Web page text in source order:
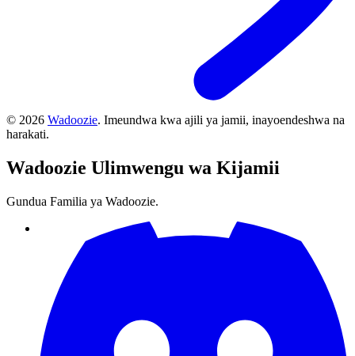
© 2026 Wadoozie. Imeundwa kwa ajili ya jamii, inayoendeshwa na
harakati.
Wadoozie Ulimwengu wa Kijamii
Gundua Familia ya Wadoozie.